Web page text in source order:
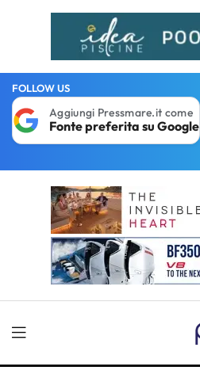
FOLLOW US
Aggiungi Pressmare.it come
Fonte preferita su Google